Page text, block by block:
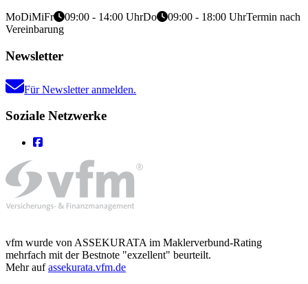
MoDiMiFr 09:00 - 14:00 UhrDo 09:00 - 18:00 UhrTermin nach
Vereinbarung
Newsletter
Für Newsletter anmelden.
Soziale Netzwerke
vfm wurde von ASSEKURATA im Maklerverbund-Rating
mehrfach mit der Bestnote "exzellent" beurteilt.
Mehr aufassekurata.vfm.de